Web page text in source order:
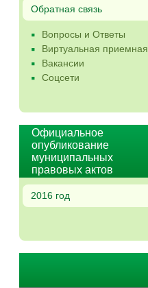
Обратная связь
Вопросы и Ответы
Виртуальная приемная
Вакансии
Соцсети
Официальное
опубликование
муниципальных
правовых актов
2016 год